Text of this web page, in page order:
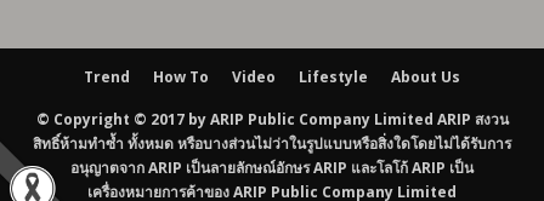
Trend How To Video Lifestyle About Us
© Copyright © 2017 by ARIP Public Company Limited ARIP สงวน
สิทธิ์ห้ามทำซ้ำ ทั้งหมด หรือบางส่วนไม่ว่าในรูปแบบหรือสิ่งใดโดยไม่ได้รับการ
อนุญาตจาก ARIP เป็นลายลักษณ์อักษร ARIP และโลโก้ ARIP เป็น
เครื่องหมายการค้าของ ARIP Public Company Limited